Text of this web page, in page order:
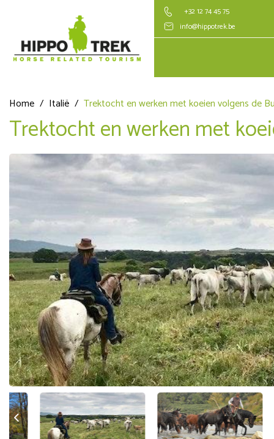
+32 12 74 45 75
info@hippotrek.be
Home / Italië / Trektocht en werken met koeien volgens de
Trektocht en werken met